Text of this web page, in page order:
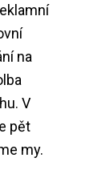
na
V
pět
my.